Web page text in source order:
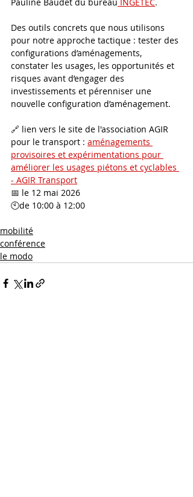
Des outils concrets que nous utilisons
pour notre approche tactique : tester des
configurations d’aménagements,
constater les usages, les opportunités et
risques avant d’engager des
investissements et pérenniser une
nouvelle configuration d’aménagement.
🔗 lien vers le site de l'association AGIR
pour le transport : aménagements
provisoires et expérimentations pour
améliorer les usages piétons et cyclables
- AGIR Transport
📅 le 12 mai 2026
🕙de 10:00 à 12:00
mobilité
conférence
le modo